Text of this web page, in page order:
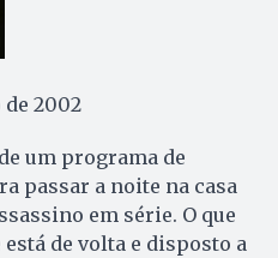
2002
um programa de
passar a noite na casa
em série. O que
está de volta e disposto a